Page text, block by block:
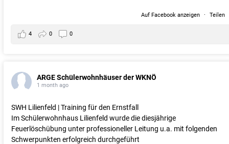
Auf Facebook anzeigen · Teilen
4 0 0
ARGE Schülerwohnhäuser der WKNÖ
1 month ago
SWH Lilienfeld | Training für den Ernstfall
Im Schülerwohnhaus Lilienfeld wurde die diesjährige
Feuerlöschübung unter professioneller Leitung u.a. mit folgenden
Schwerpunkten erfolgreich durchgeführt